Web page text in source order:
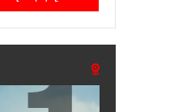
ռեկորդներ